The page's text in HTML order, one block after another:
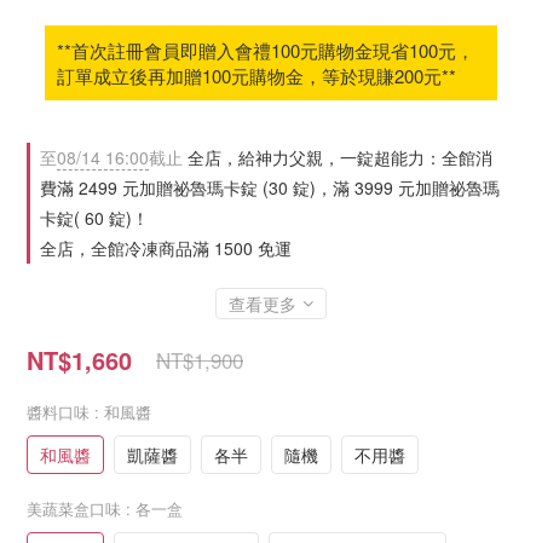
**首次註冊會員即贈入會禮100元購物金現省100元，
訂單成立後再加贈100元購物金，等於現賺200元**
至08/14 16:00截止 全店，給神力父親，一錠超能力：全館消
費滿 2499 元加贈祕魯瑪卡錠 (30 錠)，滿 3999 元加贈祕魯瑪
卡錠( 60 錠)！
全店，全館冷凍商品滿 1500 免運
查看更多
NT$1,660 NT$1,900
醬料口味 : 和風醬
和風醬 凱薩醬 各半 隨機 不用醬
美蔬菜盒口味 : 各一盒